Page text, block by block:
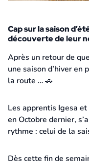
Cap sur la saison
découverte de leur
Après un retour de
une saison d’hiver en
la route … 🚗
Les apprentis Igesa
en Octobre dernier,
rythme : celui de la
Dès cette fin de